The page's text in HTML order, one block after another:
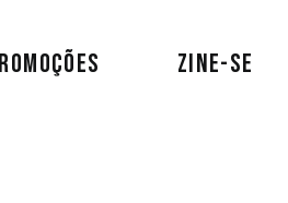
ZINE-SE